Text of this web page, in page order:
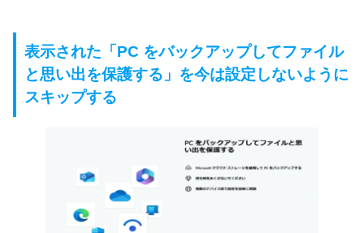
表示された「PC をバックアップしてファイル
と思い出を保護する」を今は設定しないように
スキップする